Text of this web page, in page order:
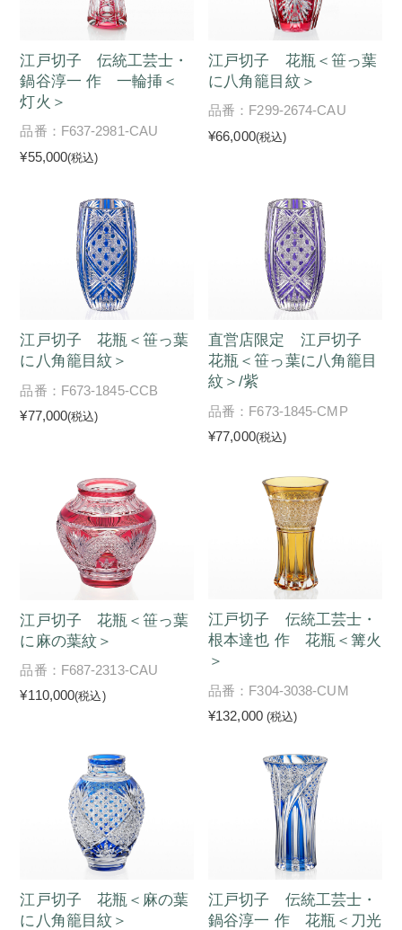
江戸切子 伝統工芸士・
鍋谷淳一 作 一輪挿＜
灯火＞
品番：F637-2981-CAU
¥55,000(税込)
江戸切子 花瓶＜笹っ葉
に八角籠目紋＞
品番：F299-2674-CAU
¥66,000(税込)
江戸切子 花瓶＜笹っ葉
に八角籠目紋＞
品番：F673-1845-CCB
¥77,000(税込)
直営店限定 江戸切子
花瓶＜笹っ葉に八角籠目
紋＞/紫
品番：F673-1845-CMP
¥77,000(税込)
江戸切子 花瓶＜笹っ葉
に麻の葉紋＞
品番：F687-2313-CAU
¥110,000(税込)
江戸切子 伝統工芸士・
根本達也 作 花瓶＜篝火
＞
品番：F304-3038-CUM
¥132,000 (税込)
江戸切子 花瓶＜麻の葉
に八角籠目紋＞
江戸切子 伝統工芸士・
鍋谷淳一 作 花瓶＜刀光